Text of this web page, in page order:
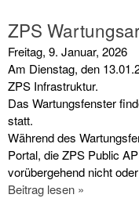
ZPS
Freitag, 9. Januar, 2026
Am Dienstag, den
ZPS Infrastruktur.
Das Wartungsfenster
statt.
Während des
Portal, die ZPS Public
vorübergehend nicht
Beitrag lesen »